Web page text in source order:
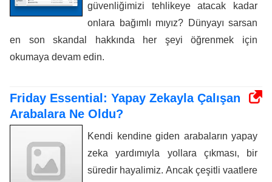
güvenliğimizi tehlikeye atacak kadar
onlara bağımlı mıyız? Dünyayı sarsan
en son skandal hakkında her şeyi öğrenmek için
okumaya devam edin.
Friday Essential: Yapay Zekayla Çalışan
Arabalara Ne Oldu?
Kendi kendine giden arabaların yapay
zeka yardımıyla yollara çıkması, bir
süredir hayalimiz. Ancak çeşitli vaatlere